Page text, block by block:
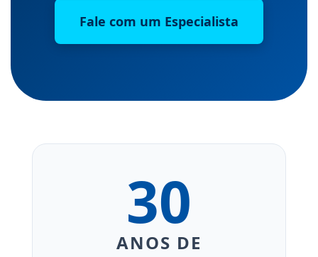
Fale com um Especialista
30
ANOS DE